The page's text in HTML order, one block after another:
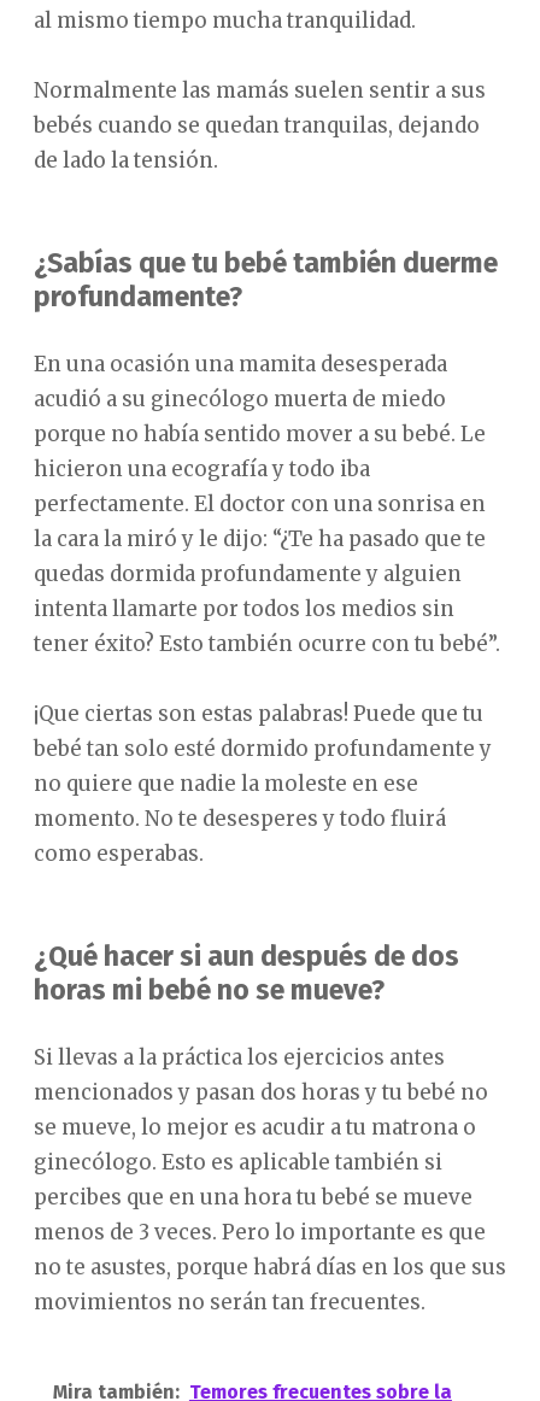
al mismo tiempo mucha tranquilidad.
Normalmente las mamás suelen sentir a sus
bebés cuando se quedan tranquilas, dejando
de lado la tensión.
¿Sabías que tu bebé también duerme
profundamente?
En una ocasión una mamita desesperada
acudió a su ginecólogo muerta de miedo
porque no había sentido mover a su bebé. Le
hicieron una ecografía y todo iba
perfectamente. El doctor con una sonrisa en
la cara la miró y le dijo: “¿Te ha pasado que te
quedas dormida profundamente y alguien
intenta llamarte por todos los medios sin
tener éxito? Esto también ocurre con tu bebé”.
¡Que ciertas son estas palabras! Puede que tu
bebé tan solo esté dormido profundamente y
no quiere que nadie la moleste en ese
momento. No te desesperes y todo fluirá
como esperabas.
¿Qué hacer si aun después de dos
horas mi bebé no se mueve?
Si llevas a la práctica los ejercicios antes
mencionados y pasan dos horas y tu bebé no
se mueve, lo mejor es acudir a tu matrona o
ginecólogo. Esto es aplicable también si
percibes que en una hora tu bebé se mueve
menos de 3 veces. Pero lo importante es que
no te asustes, porque habrá días en los que sus
movimientos no serán tan frecuentes.
Mira también: Temores frecuentes sobre la